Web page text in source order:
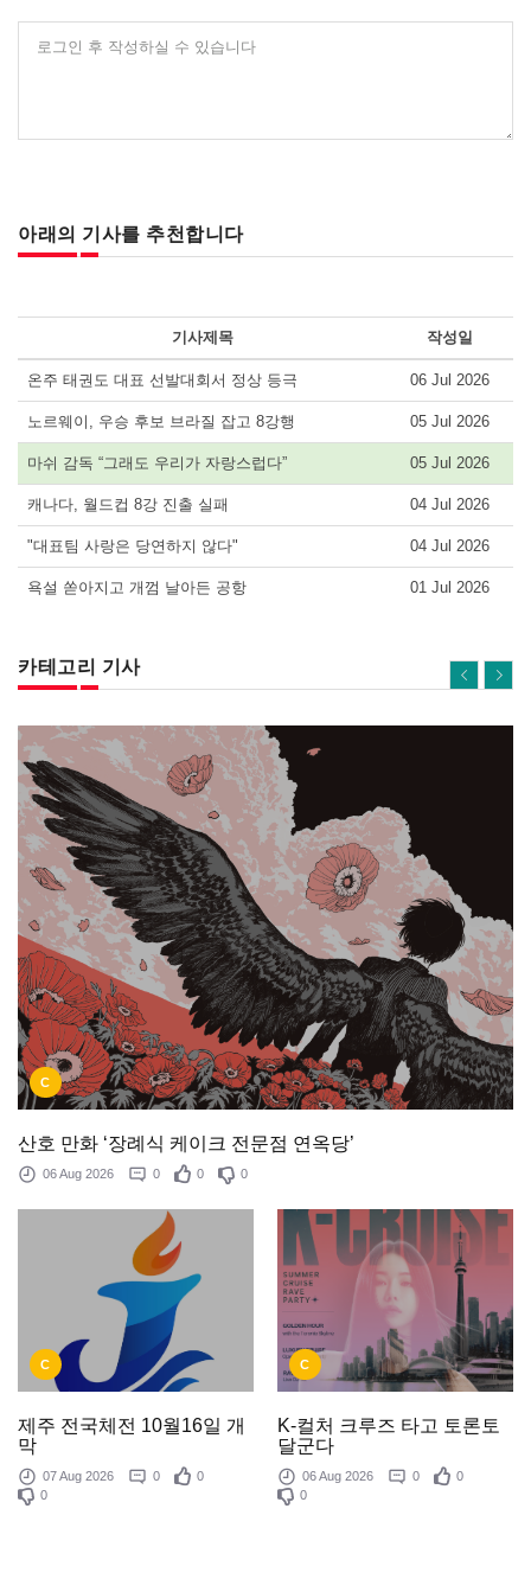
로그인 후 작성하실 수 있습니다
아래의 기사를 추천합니다
기사제목 작성일
온주 태권도 대표 선발대회서 정상 등극 06 Jul 2026
노르웨이, 우승 후보 브라질 잡고 8강행 05 Jul 2026
마쉬 감독 “그래도 우리가 자랑스럽다” 05 Jul 2026
캐나다, 월드컵 8강 진출 실패 04 Jul 2026
"대표팀 사랑은 당연하지 않다" 04 Jul 2026
욕설 쏟아지고 개껌 날아든 공항 01 Jul 2026
카테고리 기사
C
산호 만화 ‘장례식 케이크 전문점 연옥당’
06 Aug 2026 0 0 0
C
제주 전국체전 10월16일 개
막
07 Aug 2026 0
0
0
C
K-컬처 크루즈 타고 토론토
달군다
06 Aug 2026 0
0
0